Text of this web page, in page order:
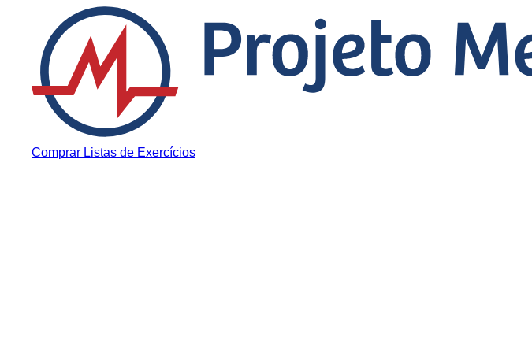
Pular para o conteúdo
Comprar Listas de Exercícios